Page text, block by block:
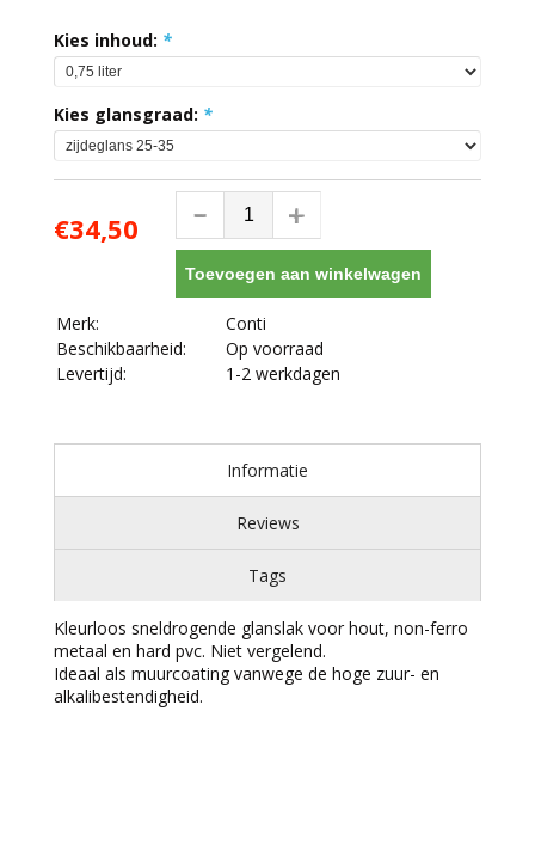
Kies inhoud: *
Kies glansgraad: *
€34,50
Toevoegen aan winkelwagen
Merk:
Conti
Beschikbaarheid:
Op voorraad
Levertijd:
1-2 werkdagen
Informatie
Reviews
Tags
Kleurloos sneldrogende glanslak voor hout, non-ferro
metaal en hard pvc. Niet vergelend.
Ideaal als muurcoating vanwege de hoge zuur- en
alkalibestendigheid.